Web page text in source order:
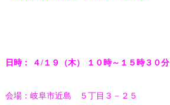
日時： ４/１９（木） １０時～１５時３０分
会場：岐阜市近島 ５丁目３－２５